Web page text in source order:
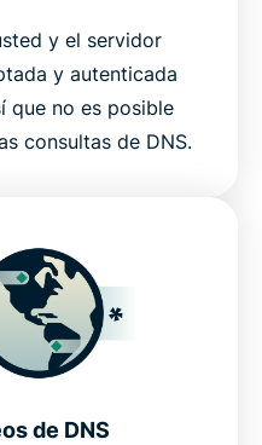
y el servidor
y autenticada
que no es posible
consultas de DNS.
de DNS